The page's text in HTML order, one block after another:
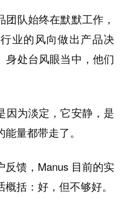
队始终在默默工作，
业的风向做出产品决
身处台风眼当中，他们
因为淡定，它安静，是
量都带走了。
馈，Manus 目前的实
括：好，但不够好。